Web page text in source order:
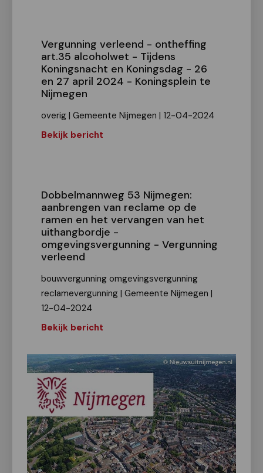
Vergunning verleend - ontheffing
art.35 alcoholwet - Tijdens
Koningsnacht en Koningsdag - 26
en 27 april 2024 - Koningsplein te
Nijmegen
overig | Gemeente Nijmegen | 12-04-2024
Bekijk bericht
Dobbelmannweg 53 Nijmegen:
aanbrengen van reclame op de
ramen en het vervangen van het
uithangbordje -
omgevingsvergunning - Vergunning
verleend
bouwvergunning omgevingsvergunning
reclamevergunning | Gemeente Nijmegen |
12-04-2024
Bekijk bericht